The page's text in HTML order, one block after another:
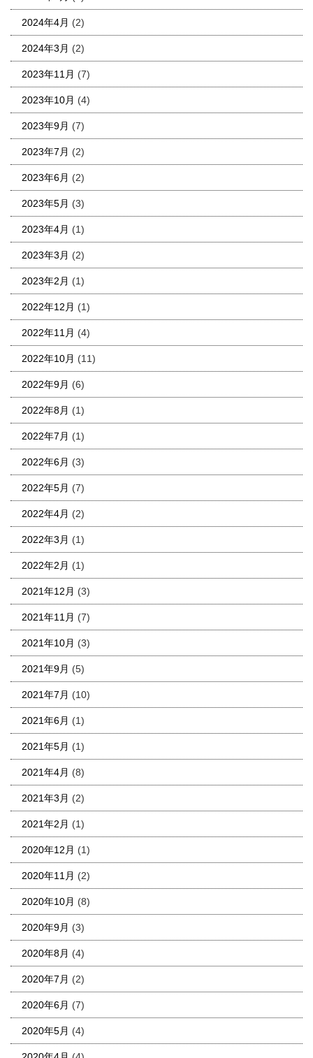
2024年4月 (2)
2024年3月 (2)
2023年11月 (7)
2023年10月 (4)
2023年9月 (7)
2023年7月 (2)
2023年6月 (2)
2023年5月 (3)
2023年4月 (1)
2023年3月 (2)
2023年2月 (1)
2022年12月 (1)
2022年11月 (4)
2022年10月 (11)
2022年9月 (6)
2022年8月 (1)
2022年7月 (1)
2022年6月 (3)
2022年5月 (7)
2022年4月 (2)
2022年3月 (1)
2022年2月 (1)
2021年12月 (3)
2021年11月 (7)
2021年10月 (3)
2021年9月 (5)
2021年7月 (10)
2021年6月 (1)
2021年5月 (1)
2021年4月 (8)
2021年3月 (2)
2021年2月 (1)
2020年12月 (1)
2020年11月 (2)
2020年10月 (8)
2020年9月 (3)
2020年8月 (4)
2020年7月 (2)
2020年6月 (7)
2020年5月 (4)